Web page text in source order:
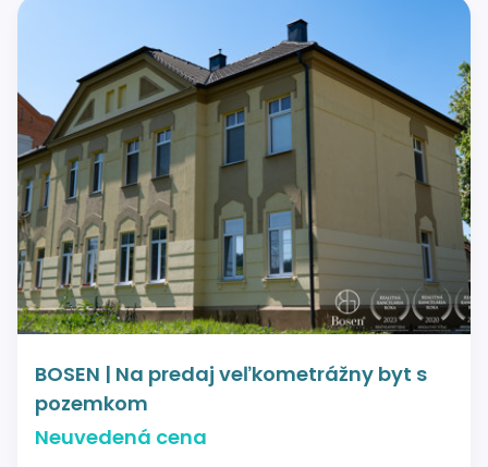
BOSEN | Na predaj veľkometrážny byt s
pozemkom
Neuvedená cena